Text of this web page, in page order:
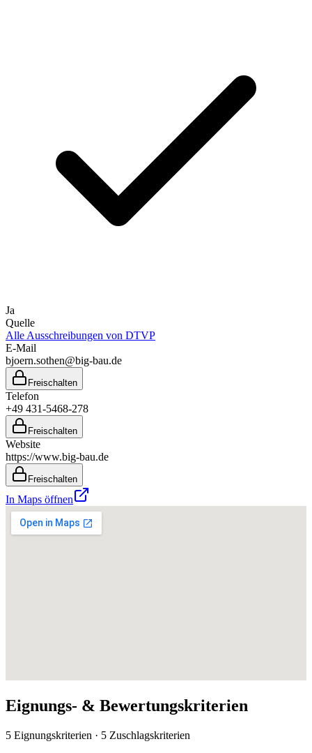
Ja
Quelle
Alle Ausschreibungen von DTVP
E-Mail
bjoern.sothen@big-bau.de
Freischalten
Telefon
+49 431-5468-278
Freischalten
Website
https://www.big-bau.de
Freischalten
In Maps öffnen
Eignungs- & Bewertungskriterien
5 Eignungskriterien · 5 Zuschlagskriterien